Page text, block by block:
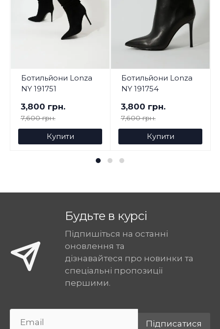
Ботильйони Lonza
NY 191751
3,800 грн.
7,600 грн.
Купити
Ботильйони Lonza
NY 191754
3,800 грн.
7,600 грн.
Купити
Будьте в курсі
Підпишіться на останні
оновлення та
дізнавайтеся про новинки та
спеціальні пропозиції
першими.
Підписатися